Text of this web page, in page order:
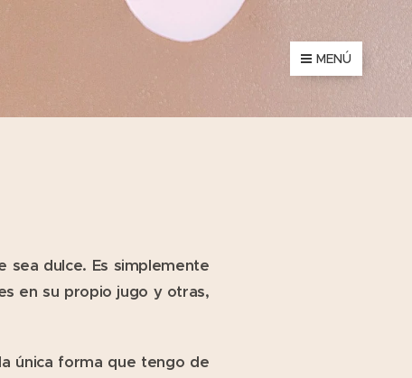
MENÚ
sea dulce. Es simplemente
en su propio jugo y otras,
única forma que tengo de